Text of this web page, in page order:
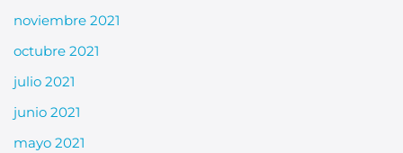
noviembre 2021
octubre 2021
julio 2021
junio 2021
mayo 2021